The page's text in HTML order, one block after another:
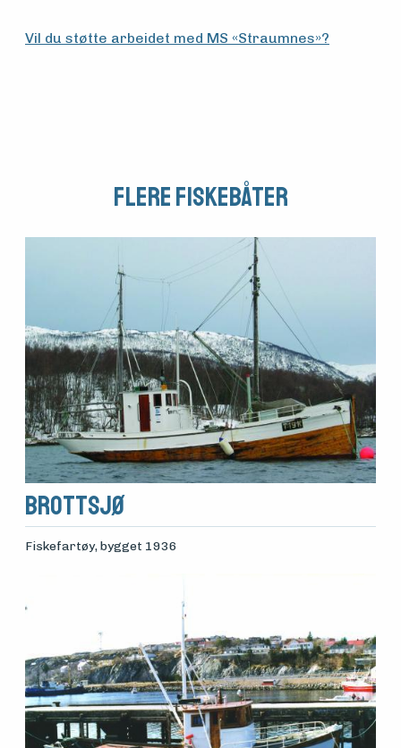
Vil du støtte arbeidet med MS «Straumnes»?
Flere fiskebåter
Brottsjø
Fiskefartøy, bygget 1936